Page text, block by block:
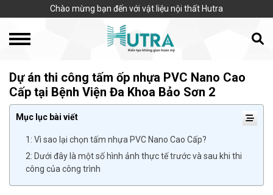
Chào mừng bạn đến với vật liệu nội thất Hutra
Dự án thi công tấm ốp nhựa PVC Nano Cao
Cấp tại Bệnh Viện Đa Khoa Bảo Sơn 2
Mục lục bài viết
1: Vì sao lại chọn tấm nhựa PVC Nano Cao Cấp?
2: Dưới đây là một số hình ảnh thực tế trước và sau khi thi
công của công trình